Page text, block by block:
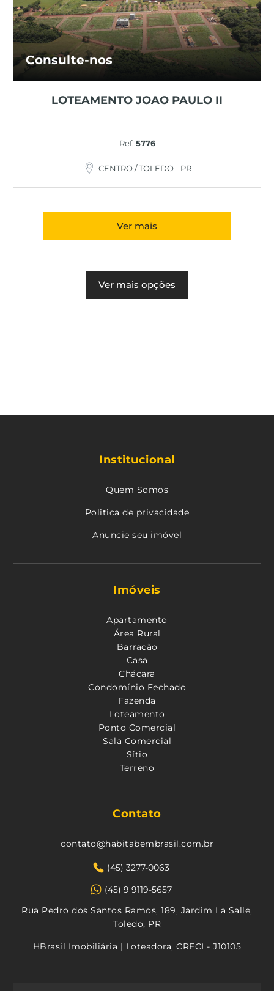
Consulte-nos
LOTEAMENTO JOAO PAULO II
Ref.:5776
CENTRO / TOLEDO - PR
Ver mais
Ver mais opções
Institucional
Quem Somos
Politica de privacidade
Anuncie seu imóvel
Imóveis
Apartamento
Área Rural
Barracão
Casa
Chácara
Condomínio Fechado
Fazenda
Loteamento
Ponto Comercial
Sala Comercial
Sítio
Terreno
Contato
contato@habitabembrasil.com.br
(45) 3277-0063
(45) 9 9119-5657
Rua Pedro dos Santos Ramos, 189, Jardim La Salle,
Toledo, PR
HBrasil Imobiliária | Loteadora, CRECI - J10105